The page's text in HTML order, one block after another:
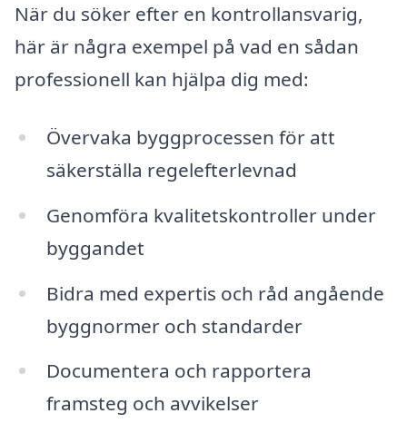
När du söker efter en kontrollansvarig,
här är några exempel på vad en sådan
professionell kan hjälpa dig med:
Övervaka byggprocessen för att
säkerställa regelefterlevnad
Genomföra kvalitetskontroller under
byggandet
Bidra med expertis och råd angående
byggnormer och standarder
Documentera och rapportera
framsteg och avvikelser